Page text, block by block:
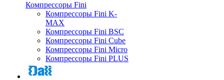
Компрессоры Fini
Компрессоры Fini K-
MAX
Компрессоры Fini BSC
Компрессоры Fini Cube
Компрессоры Fini Micro
Компрессоры Fini PLUS